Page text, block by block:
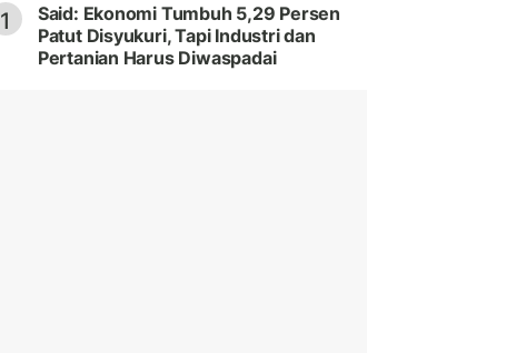
1
Said: Ekonomi Tumbuh 5,29 Persen
Patut Disyukuri, Tapi Industri dan
Pertanian Harus Diwaspadai